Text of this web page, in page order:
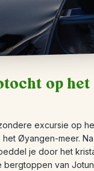
op
excursie op
Øyangen-meer.
je door het
van